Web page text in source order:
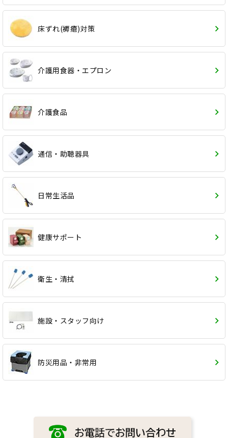
床ずれ(褥瘡)対策
介護用食器・エプロン
介護食品
通信・助聴器具
日常生活品
健康サポート
衛生・清拭
施設・スタッフ向け
防災用品・非常用